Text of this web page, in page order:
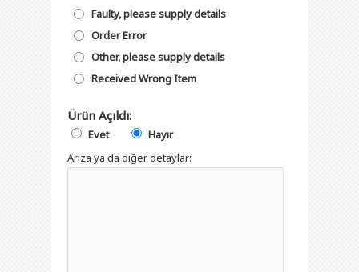
Faulty, please supply details
Order Error
Other, please supply details
Received Wrong Item
Ürün Açıldı:
Evet
Hayır
Arıza ya da diğer detaylar: